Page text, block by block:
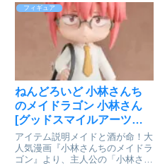
の「夏目貴志」が和服姿になって
「ニャンコ先生」と一緒に登場で
す！・表情パーツ： 「微笑み
顔」「名を返すときの顔」「怪訝
フィギュア
ねんどろいど 小林さんち
のメイドラゴン 小林さん
[グッドスマイルアーツ上
海]が予約受付開始
アイテム説明メイドと酒が命！大
人気漫画『小林さんちのメイドラ
ゴン』より、主人公の「小林さ